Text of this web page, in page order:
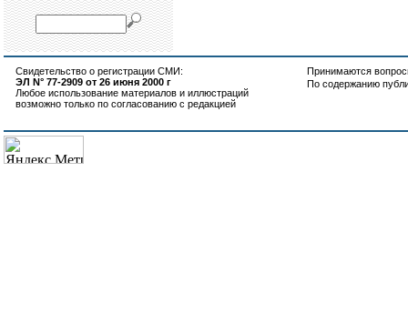
Свидетельство о регистрации СМИ:
ЭЛ N° 77-2909 от 26 июня 2000 г
Любое использование материалов и иллюстраций
возможно только по согласованию с редакцией
Принимаются
По содержанию